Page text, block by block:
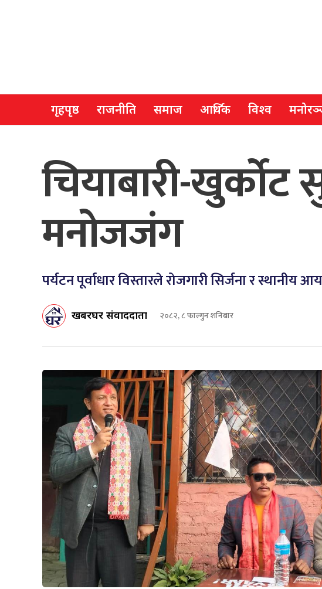
गृहपृष्ठ राजनीति समाज आर्थिक विश्व
चियाबारी-
मनोजजंग
पर्यटन पूर्वाधार विस्तारले रोजगारी सिर्जना र स्थानीय
खबरघर संवाददाता २०८२, ८ फाल्गुन शनिबार